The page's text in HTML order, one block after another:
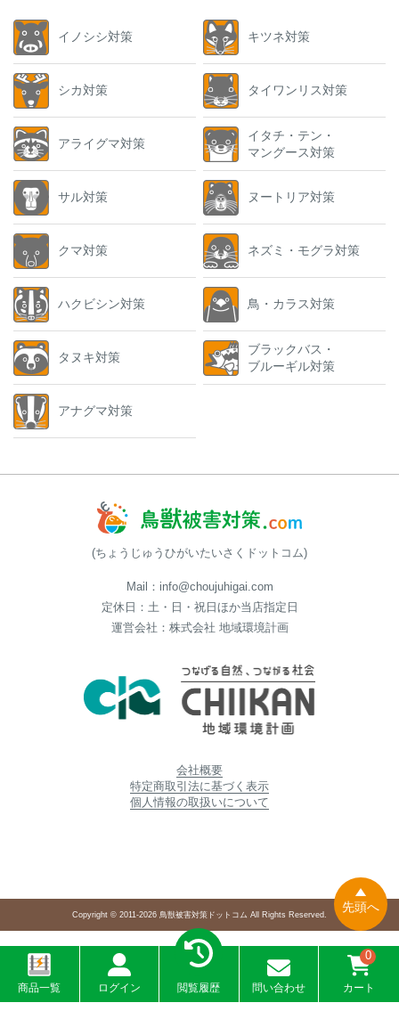
イノシシ対策
シカ対策
アライグマ対策
サル対策
クマ対策
ハクビシン対策
タヌキ対策
アナグマ対策
キツネ対策
タイワンリス対策
イタチ・テン・
マングース対策
ヌートリア対策
ネズミ・モグラ対策
鳥・カラス対策
ブラックバス・
ブルーギル対策
(ちょうじゅうひがいたいさくドットコム)
Mail：info@choujuhigai.com
定休日：土・日・祝日ほか当店指定日
運営会社：株式会社 地域環境計画
会社概要
特定商取引法に基づく表示
個人情報の取扱いについて
Copyright © 2011-2026 鳥獣被害対策ドットコム All Rights Reserved.
商品一覧 ログイン 閲覧履歴 問い合わせ
0
カート
先頭へ